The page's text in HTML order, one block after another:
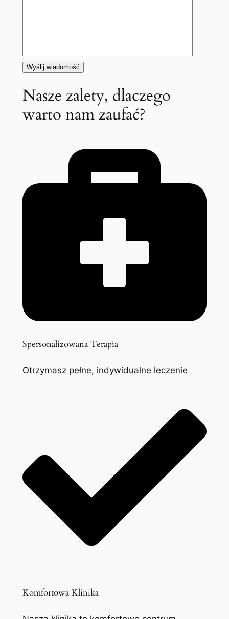
Nasze zalety, dlaczego
warto nam zaufać?
Spersonalizowana Terapia
Otrzymasz pełne, indywidualne leczenie
Komfortowa Klinika